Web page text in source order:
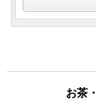
お茶